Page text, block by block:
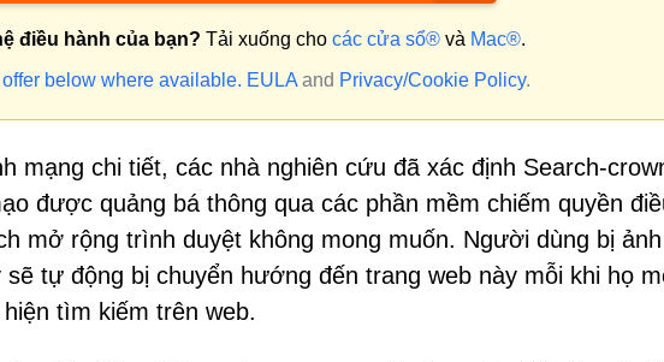
điều hành của bạn? Tải xuống cho các cửa sổ®và Mac®.
below where available. EULA and Privacy/Cookie Policy.
mạng chi tiết, các nhà nghiên cứu đã xác định Search-
được quảng bá thông qua các phần mềm chiếm quyền
mở rộng trình duyệt không mong muốn. Người dùng bị ảnh
tự động bị chuyển hướng đến trang web này mỗi khi họ
tìm kiếm trên web.